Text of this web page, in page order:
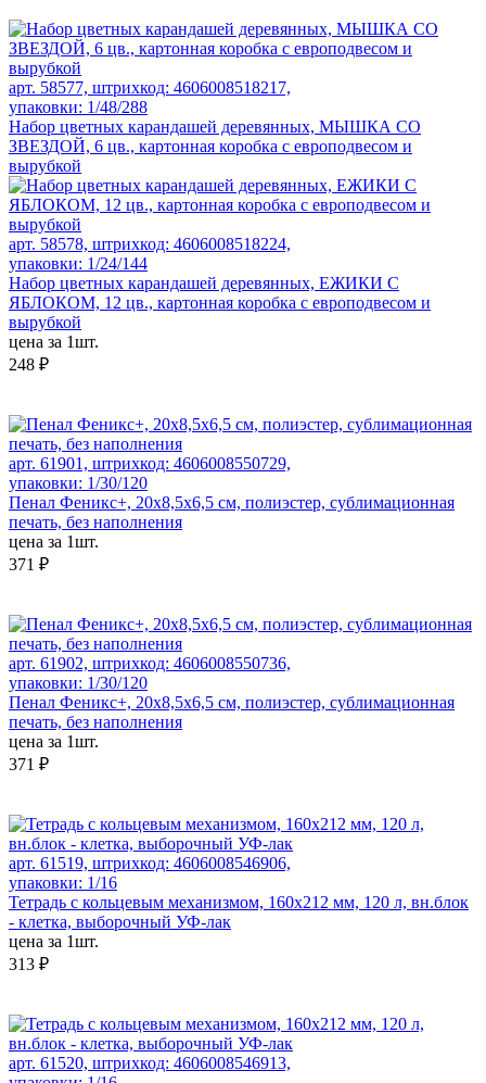
арт. 58577, штрихкод: 4606008518217,
упаковки: 1/48/288
Набор цветных карандашей деревянных, МЫШКА СО
ЗВЕЗДОЙ, 6 цв., картонная коробка с европодвесом и
вырубкой
арт. 58578, штрихкод: 4606008518224,
упаковки: 1/24/144
Набор цветных карандашей деревянных, ЕЖИКИ С
ЯБЛОКОМ, 12 цв., картонная коробка с европодвесом и
вырубкой
цена за 1шт.
248 ₽
арт. 61901, штрихкод: 4606008550729,
упаковки: 1/30/120
Пенал Феникс+, 20х8,5х6,5 см, полиэстер, сублимационная
печать, без наполнения
цена за 1шт.
371 ₽
арт. 61902, штрихкод: 4606008550736,
упаковки: 1/30/120
Пенал Феникс+, 20х8,5х6,5 см, полиэстер, сублимационная
печать, без наполнения
цена за 1шт.
371 ₽
арт. 61519, штрихкод: 4606008546906,
упаковки: 1/16
Тетрадь с кольцевым механизмом, 160х212 мм, 120 л, вн.блок
- клетка, выборочный УФ-лак
цена за 1шт.
313 ₽
арт. 61520, штрихкод: 4606008546913,